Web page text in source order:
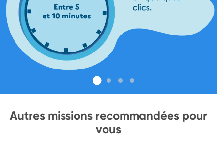
Autres missions recommandées pour
vous